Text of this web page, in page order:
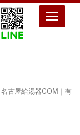
Toggle
古屋給湯器COM｜有